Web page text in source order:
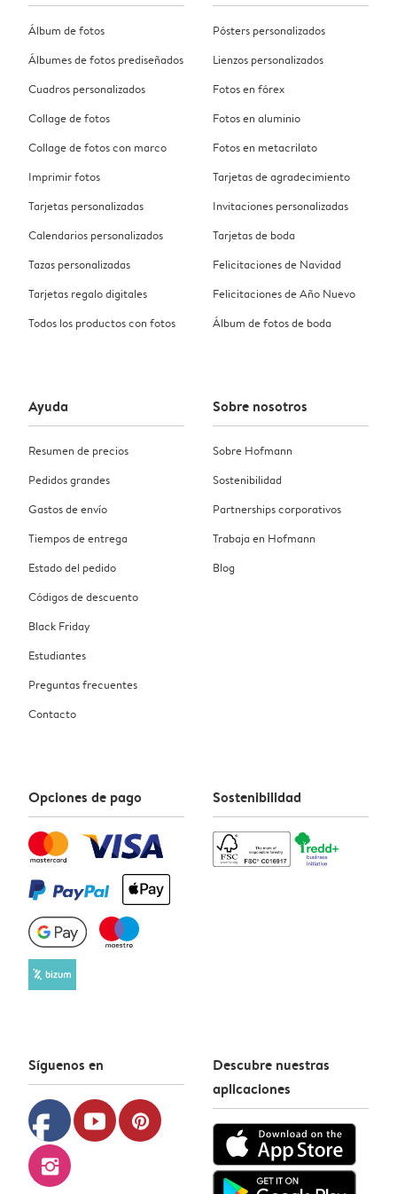
Álbum de fotos
Álbumes de fotos prediseñados
Cuadros personalizados
Collage de fotos
Collage de fotos con marco
Imprimir fotos
Tarjetas personalizadas
Calendarios personalizados
Tazas personalizadas
Tarjetas regalo digitales
Todos los productos con fotos
Pósters personalizados
Lienzos personalizados
Fotos en fórex
Fotos en aluminio
Fotos en metacrilato
Tarjetas de agradecimiento
Invitaciones personalizadas
Tarjetas de boda
Felicitaciones de Navidad
Felicitaciones de Año Nuevo
Álbum de fotos de boda
Ayuda
Resumen de precios
Pedidos grandes
Gastos de envío
Tiempos de entrega
Estado del pedido
Códigos de descuento
Black Friday
Estudiantes
Preguntas frecuentes
Contacto
Sobre nosotros
Sobre Hofmann
Sostenibilidad
Partnerships corporativos
Trabaja en Hofmann
Blog
Opciones de pago Sostenibilidad
Síguenos en
facebook youtube pinterest
instagram
Descubre nuestras
aplicaciones